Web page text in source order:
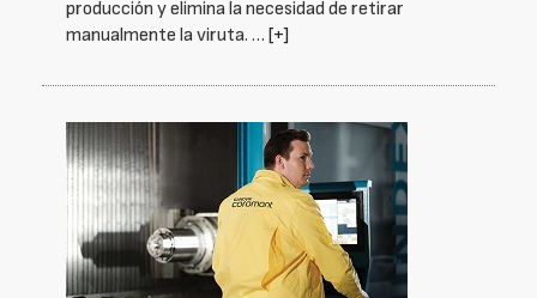
producción y elimina la necesidad de retirar
manualmente la viruta. … [+]